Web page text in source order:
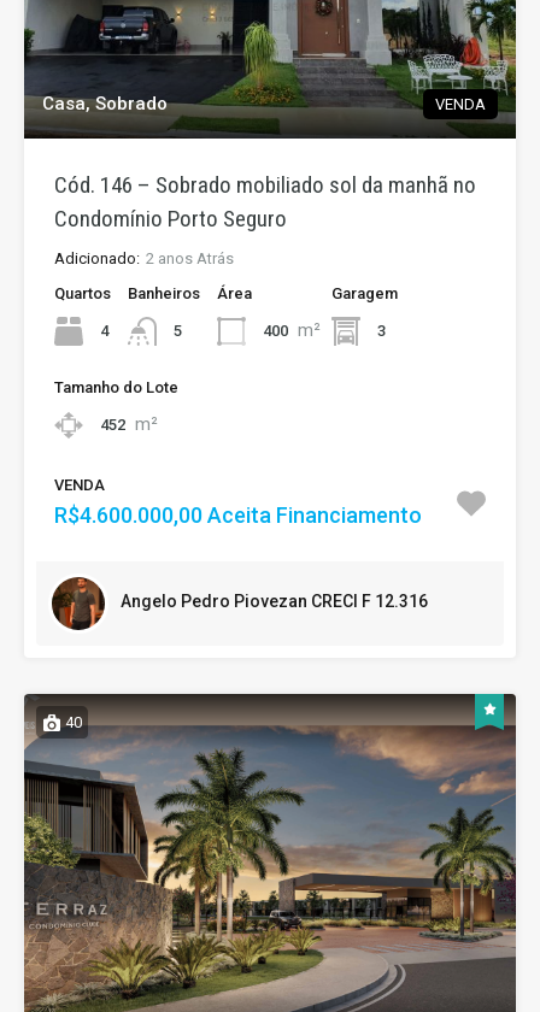
Casa, Sobrado VENDA
Cód. 146 – Sobrado mobiliado sol da manhã no
Condomínio Porto Seguro
Adicionado: 2 anos Atrás
Quartos
4
Banheiros
5
Área
400 m²
Garagem
3
Tamanho do Lote
452 m²
VENDA
R$4.600.000,00 Aceita Financiamento
Angelo Pedro Piovezan CRECI F 12.316
40